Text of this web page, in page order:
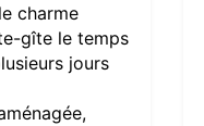
charme
gîte le temps
jours